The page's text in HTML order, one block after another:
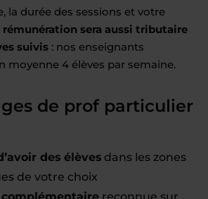
la durée des sessions et votre
rémunération sera aussi tributaire
suivis : nos enseignants
moyenne 4 élèves par semaine.
de prof particulier
des élèves dans les zones
de votre choix